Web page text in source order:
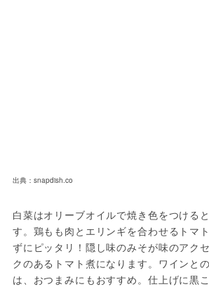
出典：snapdish.co
白菜はオリーブオイルで焼き色をつける
す。鶏もも肉とエリンギを合わせるトマ
ずにピッタリ！隠し味のみそが味のアク
クのあるトマト煮になります。ワインと
は、おつまみにもおすすめ。仕上げに黒